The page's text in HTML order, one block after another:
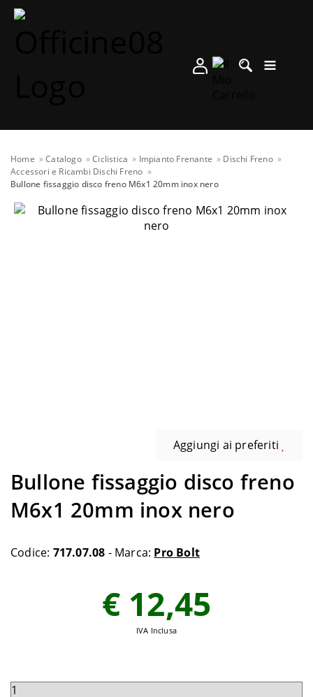
Home Catalogo Ciclistica Impianto Frenante
Dischi Freno
Accessori e Ricambi Dischi Freno
Bullone fissaggio disco freno M6x1 20mm inox nero
Aggiungi ai preferiti
Bullone fissaggio disco freno
M6x1 20mm inox nero
Codice: 717.07.08 - Marca: Pro Bolt
€ 12,45
IVA Inclusa
Seleziona